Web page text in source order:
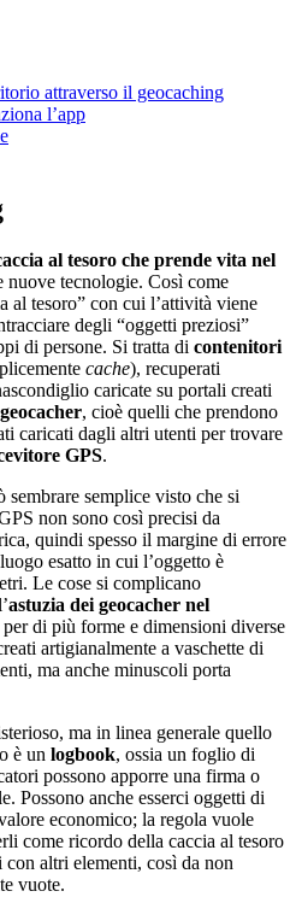
attraverso il geocaching
l’app
al tesoro che prende vita nel
nuove tecnologie. Così come
al tesoro” con cui l’attività viene
degli “oggetti preziosi”
di persone. Si tratta di contenitori
cache), recuperati
caricate su portali creati
geocacher, cioè quelli che prendono
caricati dagli altri utenti per trovare
GPS.
sembrare semplice visto che si
non sono così precisi da
quindi spesso il margine di errore
esatto in cui l’oggetto è
Le cose si complicano
astuzia dei geocacher nel
per di più forme e dimensioni diverse
artigianalmente a vaschette di
ma anche minuscoli porta
ma in linea generale quello
è un logbook, ossia un foglio di
possono apporre una firma o
Possono anche esserci oggetti di
economico; la regola vuole
come ricordo della caccia al tesoro
altri elementi, così da non
vuote.